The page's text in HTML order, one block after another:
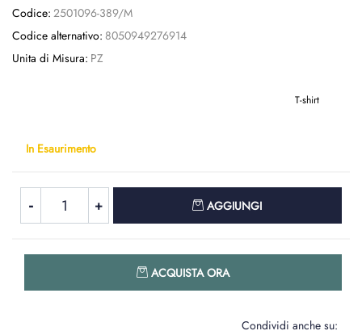
Codice: 2501096-389/M
Codice alternativo: 8050949276914
Unita di Misura: PZ
T-shirt
In Esaurimento
AGGIUNGI
ACQUISTA ORA
Condividi anche su: